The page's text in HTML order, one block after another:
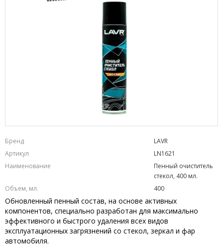
Бренд
LAVR
Артикул
LN1621
Наименование
Пенный очиститель
стекол, 400 мл.
Объем, мл.
400
Обновленный пенный состав, на основе активных
компонентов, специально разработан для максимально
эффективного и быстрого удаления всех видов
эксплуатационных загрязнений со стекол, зеркал и фар
автомобиля.